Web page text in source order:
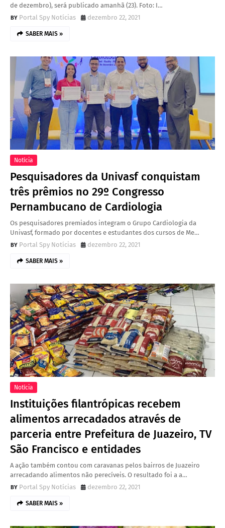
de dezembro), será publicado amanhã (23). Foto: I…
Portal Spy Notícias
dezembro 22, 2021
SABER MAIS »
Notícia
Pesquisadores da Univasf conquistam
três prêmios no 29º Congresso
Pernambucano de Cardiologia
Os pesquisadores premiados integram o Grupo Cardiologia da
Univasf, formado por docentes e estudantes dos cursos de Me…
Portal Spy Notícias
dezembro 22, 2021
SABER MAIS »
Notícia
Instituições filantrópicas recebem
alimentos arrecadados através de
parceria entre Prefeitura de Juazeiro, TV
São Francisco e entidades
A ação também contou com caravanas pelos bairros de Juazeiro
arrecadando alimentos não perecíveis. O resultado foi a a…
Portal Spy Notícias
dezembro 22, 2021
SABER MAIS »